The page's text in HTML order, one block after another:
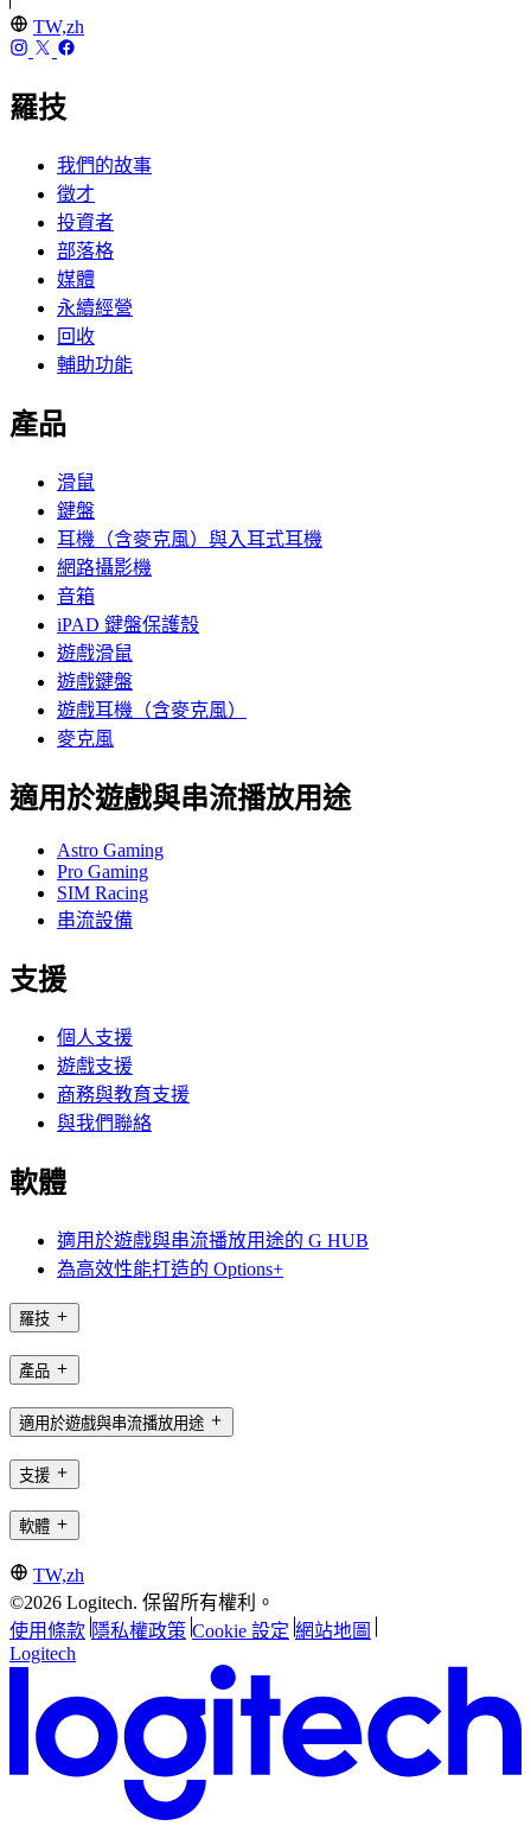
TW,zh
羅技
我們的故事
徵才
投資者
部落格
媒體
永續經營
回收
輔助功能
產品
滑鼠
鍵盤
耳機（含麥克風）與入耳式耳機
網路攝影機
音箱
iPAD 鍵盤保護殼
遊戲滑鼠
遊戲鍵盤
遊戲耳機（含麥克風）
麥克風
適用於遊戲與串流播放用途
Astro Gaming
Pro Gaming
SIM Racing
串流設備
支援
個人支援
遊戲支援
商務與教育支援
與我們聯絡
軟體
適用於遊戲與串流播放用途的 G HUB
為高效性能打造的 Options+
羅技
產品
適用於遊戲與串流播放用途
支援
軟體
TW,zh
©2026 Logitech. 保留所有權利。
使用條款 隱私權政策 Cookie 設定 網站地圖
Logitech